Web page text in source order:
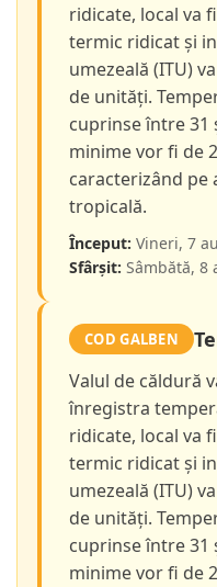
ridicate, local va
termic ridicat și
umezeală (ITU)
de unități.
cuprinse între 31
minime vor fi de
caracterizând pe
tropicală.
Început: Vineri, 7
Sfârșit: Sâmbătă, 8
COD GALBEN
Valul de căldură
înregistra
ridicate, local va
termic ridicat și
umezeală (ITU)
de unități.
cuprinse între 31
minime vor fi de